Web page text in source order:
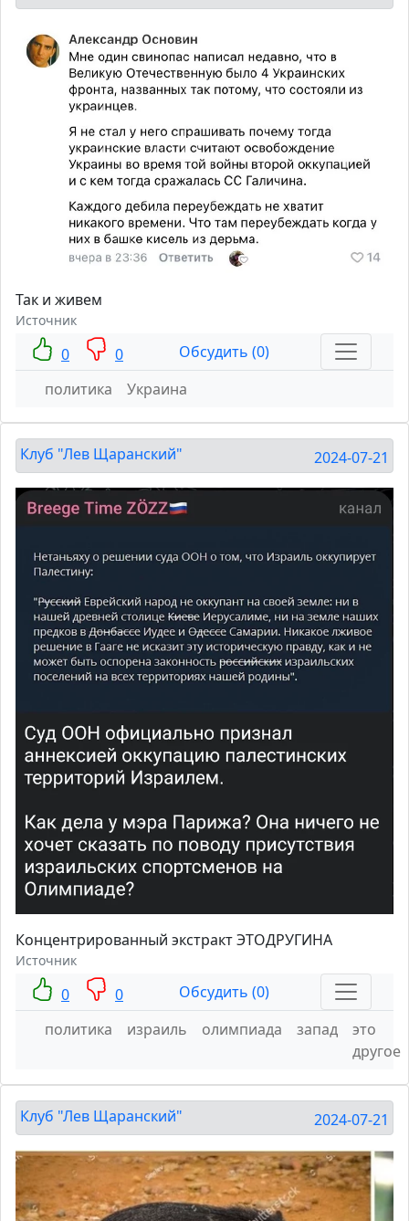
Так и живем
Источник
0 0
Обсудить (0)
политика
Украина
Клуб "Лев Щаранский" 2024-07-21
Концентрированный экстракт ЭТОДРУГИНА
Источник
0 0
Обсудить (0)
политика
израиль олимпиада запад
это
другое
Клуб "Лев Щаранский" 2024-07-21